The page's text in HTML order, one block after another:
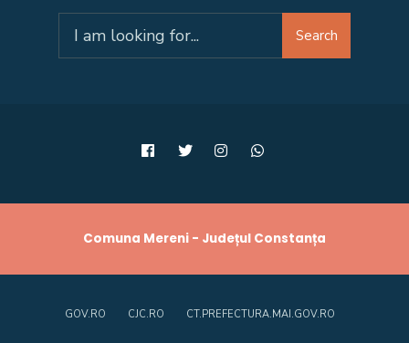
for:
Search
Comuna Mereni - Județul Constanța
GOV.RO CJC.RO CT.PREFECTURA.MAI.GOV.RO